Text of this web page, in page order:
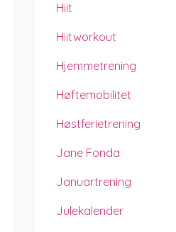
Hiit
Hiitworkout
Hjemmetrening
Høftemobilitet
Høstferietrening
Jane Fonda
Januartrening
Julekalender